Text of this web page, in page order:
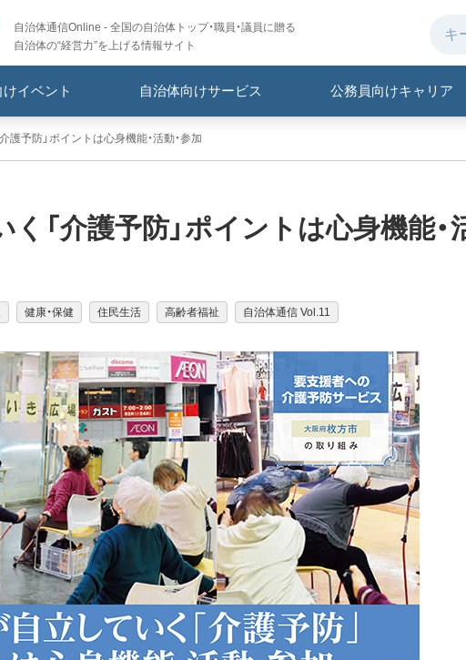
自治体通信Online - 全国の自治体トップ・職員・議員に贈る
自治体の“経営力”を上げる情報サイト
イベント 自治体向けサービス 公務員向けキャリア
護予防」ポイントは心身機能・活動・参加
「介護予防」ポイントは心身機能・
健康・保健 住民生活 高齢者福祉 自治体通信 Vol.11